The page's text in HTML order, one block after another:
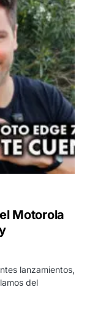
Motorola
lanzamientos,
del